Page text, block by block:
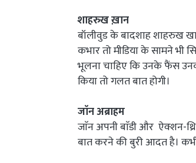
शाहरुख ख़ान
बॉलीवुड के बादशाह शाहरुख
कभार तो मीडिया के सामने भी
भूलना चाहिए कि उनके फैंस
किया तो गलत बात होगी।
जाॅन अब्राहम
जाॅन अपनी बाॅडी और ऐक्शन-
बात करने की बुरी आदत है।